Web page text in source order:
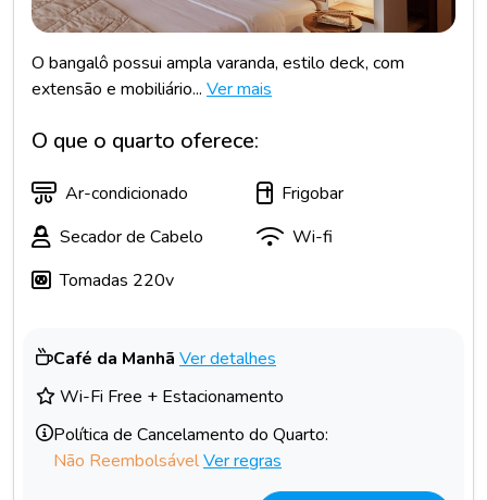
O bangalô possui ampla varanda, estilo deck, com
extensão e mobiliário... Ver mais
O que o quarto oferece:
Ar-condicionado
Frigobar
Secador de Cabelo
Wi-fi
Tomadas 220v
Café da Manhã Ver detalhes
Wi-Fi Free + Estacionamento
Política de Cancelamento do Quarto:
Não ReembolsávelVer regras